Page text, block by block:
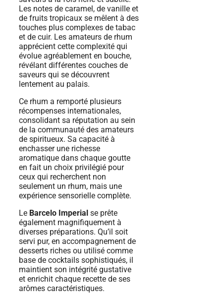
Les notes de caramel, de vanille et
de fruits tropicaux se mêlent à des
touches plus complexes de tabac
et de cuir. Les amateurs de rhum
apprécient cette complexité qui
évolue agréablement en bouche,
révélant différentes couches de
saveurs qui se découvrent
lentement au palais.
Ce rhum a remporté plusieurs
récompenses internationales,
consolidant sa réputation au sein
de la communauté des amateurs
de spiritueux. Sa capacité à
enchasser une richesse
aromatique dans chaque goutte
en fait un choix privilégié pour
ceux qui recherchent non
seulement un rhum, mais une
expérience sensorielle complète.
Le Barcelo Imperial se prête
également magnifiquement à
diverses préparations. Qu’il soit
servi pur, en accompagnement de
desserts riches ou utilisé comme
base de cocktails sophistiqués, il
maintient son intégrité gustative
et enrichit chaque recette de ses
arômes caractéristiques.